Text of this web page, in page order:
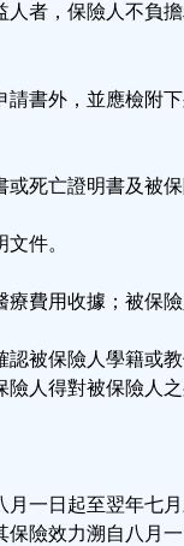
人者，保險人不負
請書外，並應檢附
或死亡證明書及被
件。
療費用收據；被保
認被保險人學籍或
險人得對被保險人
月一日起至翌年七
保險效力溯自八月